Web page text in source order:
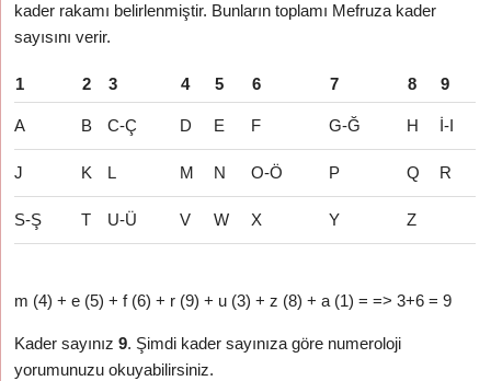
kader rakamı belirlenmiştir. Bunların toplamı Mefruza kader
sayısını verir.
1 2 3 4 5 6 7 8 9
A B C-Ç D E F G-Ğ H İ-I
J K L M N O-Ö P Q R
S-Ş T U-Ü V W X Y Z
m (4) + e (5) + f (6) + r (9) + u (3) + z (8) + a (1) = => 3+6 = 9
Kader sayınız9. Şimdi kader sayınıza göre numeroloji
yorumunuzu okuyabilirsiniz.